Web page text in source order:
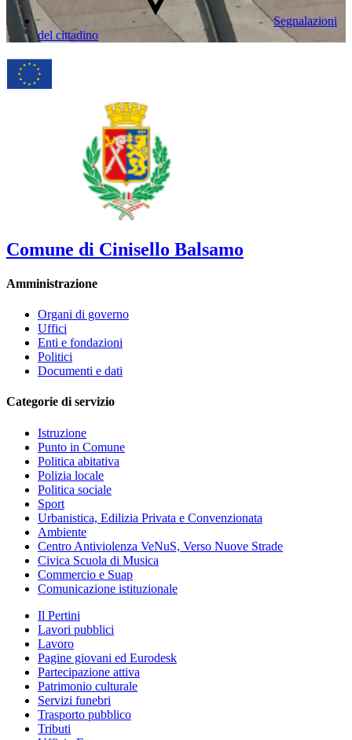
Segnalazioni
del cittadino
Comune di Cinisello Balsamo
Amministrazione
Organi di governo
Uffici
Enti e fondazioni
Politici
Documenti e dati
Categorie di servizio
Istruzione
Punto in Comune
Politica abitativa
Polizia locale
Politica sociale
Sport
Urbanistica, Edilizia Privata e Convenzionata
Ambiente
Centro Antiviolenza VeNuS, Verso Nuove Strade
Civica Scuola di Musica
Commercio e Suap
Comunicazione istituzionale
Il Pertini
Lavori pubblici
Lavoro
Pagine giovani ed Eurodesk
Partecipazione attiva
Patrimonio culturale
Servizi funebri
Trasporto pubblico
Tributi